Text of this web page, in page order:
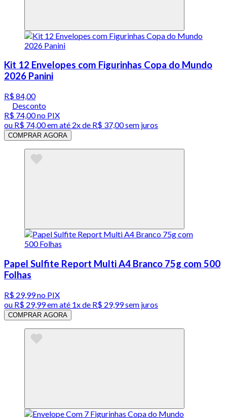
Kit 12 Envelopes com Figurinhas Copa do Mundo
2026 Panini
R$ 84,00
Desconto
R$ 74,00no PIX
ou R$ 74,00em até 2x de R$ 37,00 sem juros
COMPRAR AGORA
Papel Sulfite Report Multi A4 Branco 75g com 500
Folhas
R$ 29,99no PIX
ou R$ 29,99em até 1x de R$ 29,99sem juros
COMPRAR AGORA